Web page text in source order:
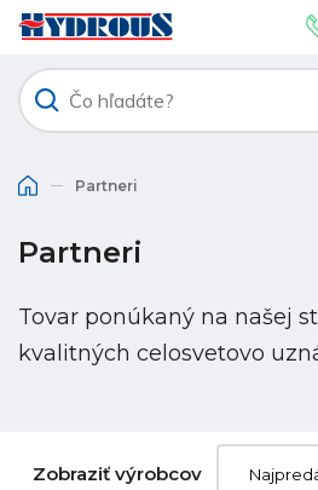
Partneri
Partneri
Tovar ponúkaný na našej
kvalitných celosvetovo
Zobraziť výrobcov